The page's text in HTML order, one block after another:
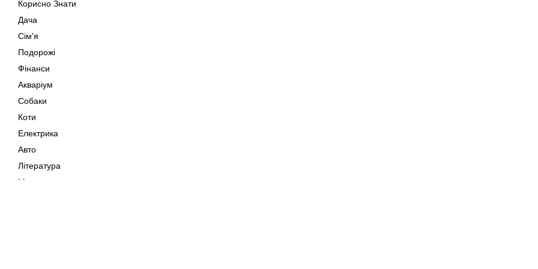
Корисно Знати
Дача
Сім'я
Подорожі
Фінанси
Акваріум
Собаки
Коти
Електрика
Авто
Література
Музика